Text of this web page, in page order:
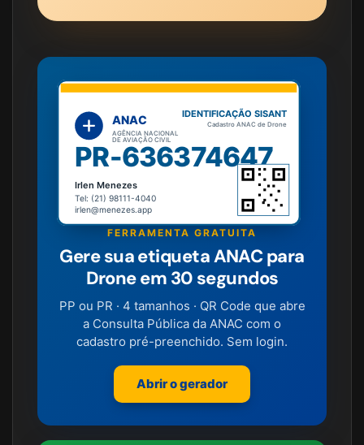
ANAC
AGÊNCIA NACIONAL
DE AVIAÇÃO CIVIL
IDENTIFICAÇÃO SISANT
Cadastro ANAC de Drone
PR-636374647
Irlen Menezes
Tel: (21) 98111-4040
irlen@menezes.app
FERRAMENTA GRATUITA
Gere sua etiqueta ANAC para
Drone em 30 segundos
PP ou PR · 4 tamanhos · QR Code que abre
a Consulta Pública da ANAC com o
cadastro pré-preenchido. Sem login.
Abrir o gerador